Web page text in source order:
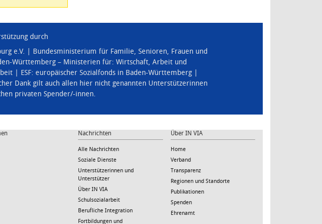
durch
e.V.
Bundesministerium für Familie, Senioren, Frauen und
Württemberg – Ministerien für: Wirtschaft, Arbeit und
ESF: europäischer Sozialfonds in Baden-Württemberg
Dank gilt auch allen hier nicht genannten Unterstützerinnen
privaten Spender/-innen.
Nachrichten
Alle Nachrichten
Soziale Dienste
Unterstützerinnen und
Unterstützer
Über IN VIA
Schulsozialarbeit
Berufliche Integration
Fortbildungen und
Über IN VIA
Home
Verband
Transparenz
Regionen und Standorte
Publikationen
Spenden
Ehrenamt